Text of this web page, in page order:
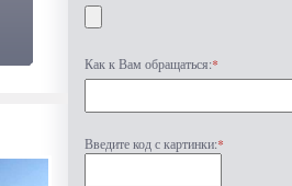
Как к Вам обращаться:*
Введите код с картинки:*